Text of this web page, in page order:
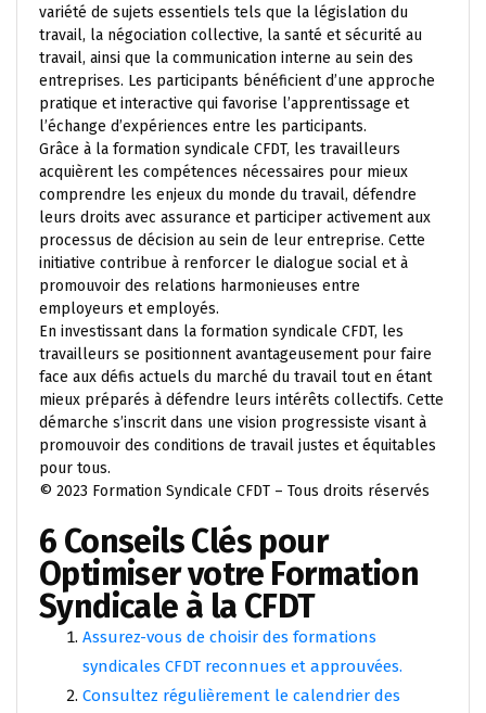
variété de sujets essentiels tels que la législation du
travail, la négociation collective, la santé et sécurité au
travail, ainsi que la communication interne au sein des
entreprises. Les participants bénéficient d’une approche
pratique et interactive qui favorise l’apprentissage et
l’échange d’expériences entre les participants.
Grâce à la formation syndicale CFDT, les travailleurs
acquièrent les compétences nécessaires pour mieux
comprendre les enjeux du monde du travail, défendre
leurs droits avec assurance et participer activement aux
processus de décision au sein de leur entreprise. Cette
initiative contribue à renforcer le dialogue social et à
promouvoir des relations harmonieuses entre
employeurs et employés.
En investissant dans la formation syndicale CFDT, les
travailleurs se positionnent avantageusement pour faire
face aux défis actuels du marché du travail tout en étant
mieux préparés à défendre leurs intérêts collectifs. Cette
démarche s’inscrit dans une vision progressiste visant à
promouvoir des conditions de travail justes et équitables
pour tous.
© 2023 Formation Syndicale CFDT – Tous droits réservés
6 Conseils Clés pour
Optimiser votre Formation
Syndicale à la CFDT
Assurez-vous de choisir des formations
syndicales CFDT reconnues et approuvées.
Consultez régulièrement le calendrier des